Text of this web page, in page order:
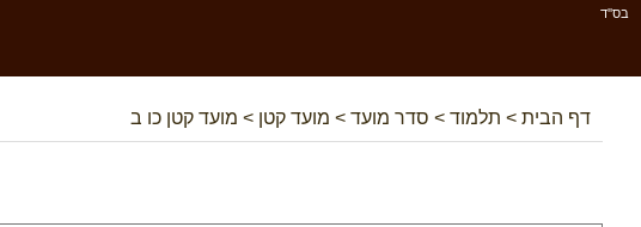
בס''ד
דף הבית > תלמוד > סדר מועד > מועד קטן > מועד קטן כו ב